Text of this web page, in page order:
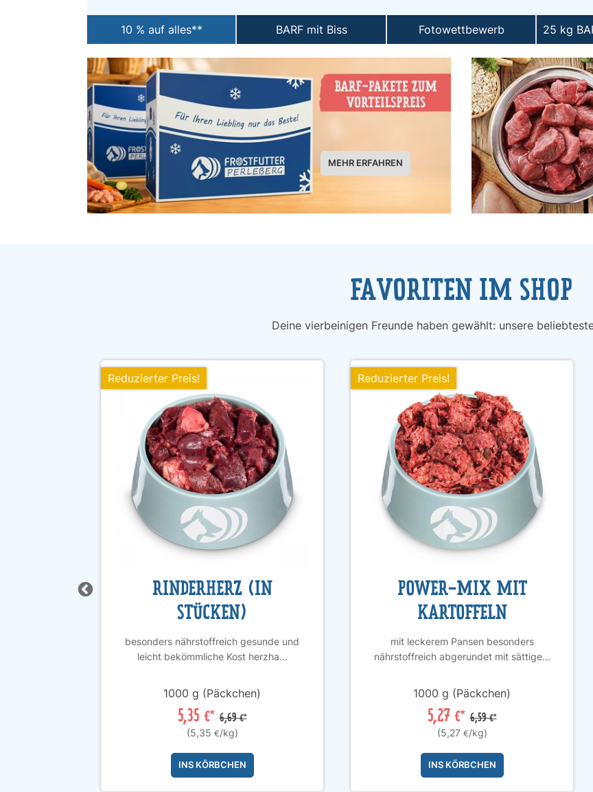
10 % auf alles** BARF mit Biss Fotowettbewerb 25 kg
MEHR ERFAHREN
FAVORITEN IM SHOP
Deine vierbeinigen Freunde haben gewählt: unsere
RINDERHERZ (IN
STÜCKEN)
besonders nährstoffreich gesunde und
leicht bekömmliche Kost herzha...
1000 g (Päckchen)
Reduzierter Preis!
5,35 €* 6,69€*
(5,35 €/kg)
INS KÖRBCHEN
POWER-MIX MIT
KARTOFFELN
mit leckerem Pansen besonders
nährstoffreich abgerundet mit sättige...
1000 g (Päckchen)
Reduzierter Preis!
5,27 €* 6,59€*
(5,27 €/kg)
INS KÖRBCHEN